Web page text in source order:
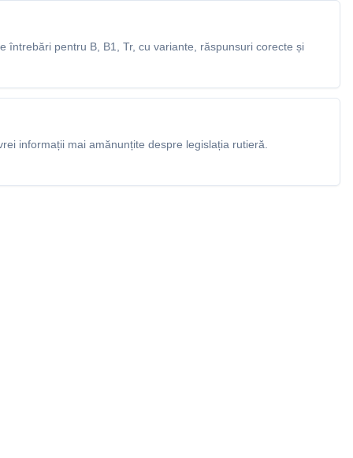
întrebări pentru B, B1, Tr, cu variante, răspunsuri corecte și
informații mai amănunțite despre legislația rutieră.